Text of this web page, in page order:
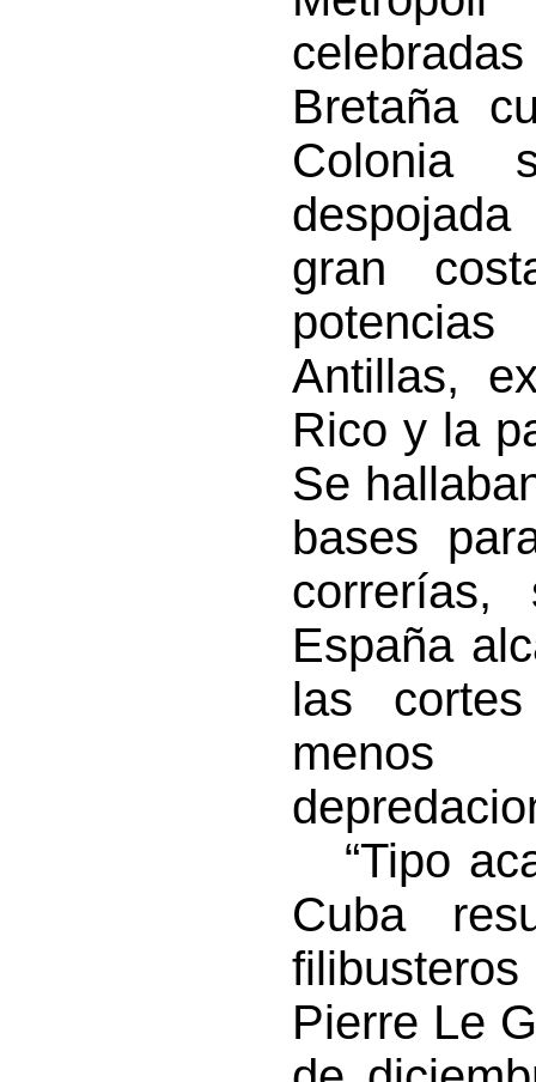
Bretaña
Colonia
gran
Antillas,
Rico y la
Se
bases
España
las
menos
“Tipo
Cuba
Pierre Le